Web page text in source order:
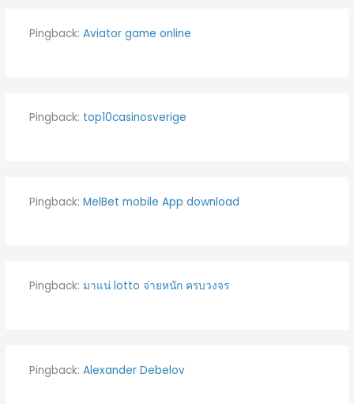
Pingback: Aviator game online
Pingback: top10casinosverige
Pingback: MelBet mobile App download
Pingback: มาแน่ lotto จ่ายหนัก ครบวงจร
Pingback: Alexander Debelov